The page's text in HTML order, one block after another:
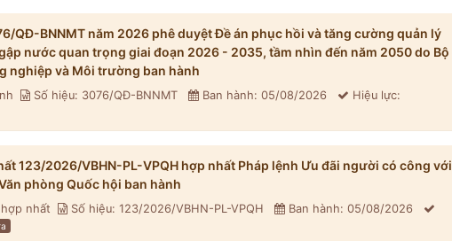
QĐ-BNNMT năm 2026 phê duyệt Đề án phục hồi và tăng cường quản lý
nước quan trọng giai đoạn 2026 - 2035, tầm nhìn đến năm 2050 do Bộ
nghiệp và Môi trường ban hành
Số hiệu: 3076/QĐ-BNNMT Ban hành: 05/08/2026 Hiệu lực:
123/2026/VBHN-PL-VPQH hợp nhất Pháp lệnh Ưu đãi người có công với
phòng Quốc hội ban hành
hợp nhất Số hiệu: 123/2026/VBHN-PL-VPQH
Ban hành: 05/08/2026